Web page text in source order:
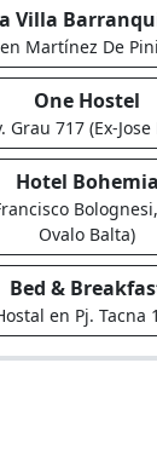
Villa
Martínez De
One Hostel
Grau 717 (Ex-
Hotel Bohemia
Ovalo Balta)
Bed &
en Pj. Tacna